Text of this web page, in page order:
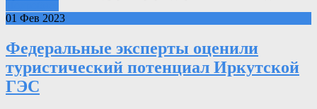
01 Фев 2023
Федеральные эксперты оценили
туристический потенциал Иркутской
ГЭС